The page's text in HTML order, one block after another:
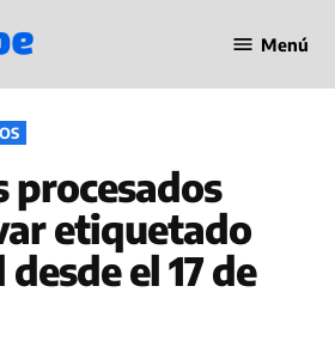
en Línea
Menú
procesados
etiquetado
el 17 de